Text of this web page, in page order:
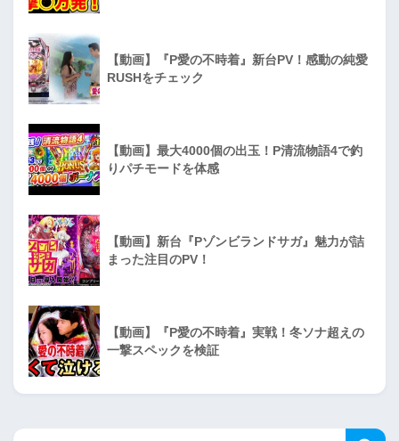
【動画】『P愛の不時着』新台PV！感動の純愛
RUSHをチェック
【動画】最大4000個の出玉！P清流物語4で釣
りパチモードを体感
【動画】新台『Pゾンビランドサガ』魅力が詰
まった注目のPV！
【動画】『P愛の不時着』実戦！冬ソナ超えの
一撃スペックを検証